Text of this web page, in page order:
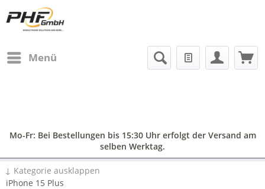
Menü
Mo-Fr: Bei Bestellungen bis 15:30 Uhr erfolgt der Versand am
selben Werktag.
↓ Kategorie ausklappen
iPhone 15 Plus